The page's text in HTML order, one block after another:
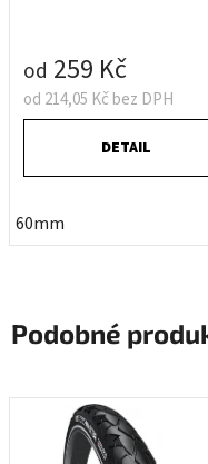
od 214,05 Kč bez DPH
od 259 Kč
DETAIL
60mm
Podobné